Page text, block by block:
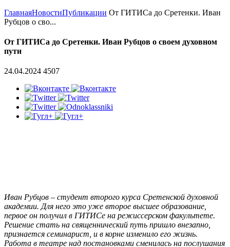
ГлавнаяНовостиПубликации От ГИТИСа до Сретенки. Иван
Рубцов о сво...
От ГИТИСа до Сретенки. Иван Рубцов о своем духовном
пути
24.04.2024 4507
Иван Рубцов – студент второго курса Сретенской духовной
академии. Для него это уже второе высшее образование,
первое он получил в ГИТИСе на режиссерском факультете.
Решение стать на священнический путь пришло внезапно,
признается семинарист, и в корне изменило его жизнь.
Работа в театре над постановками сменилась на послушания